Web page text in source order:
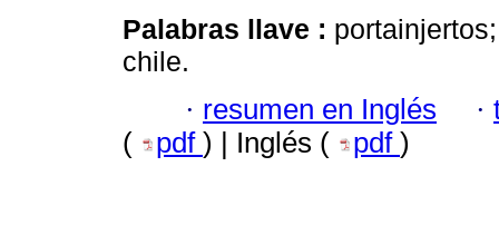
Palabras llave :
chile.
· resumen en Inglés ·
(
pdf ) | Inglés ( pdf )